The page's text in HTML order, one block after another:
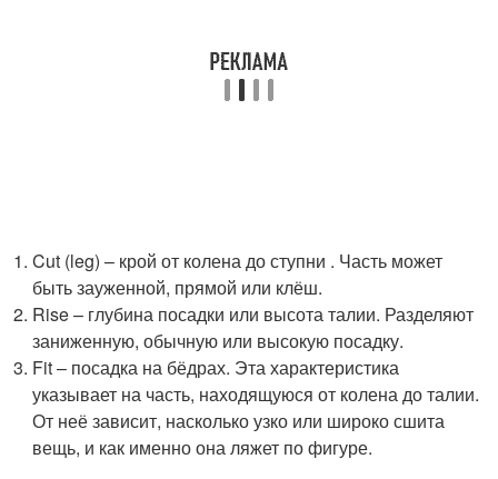
Cut (leg) – крой от колена до ступни . Часть может
быть зауженной, прямой или клёш.
Rise – глубина посадки или высота талии. Разделяют
заниженную, обычную или высокую посадку.
Fit – посадка на бёдрах. Эта характеристика
указывает на часть, находящуюся от колена до талии.
От неё зависит, насколько узко или широко сшита
вещь, и как именно она ляжет по фигуре.